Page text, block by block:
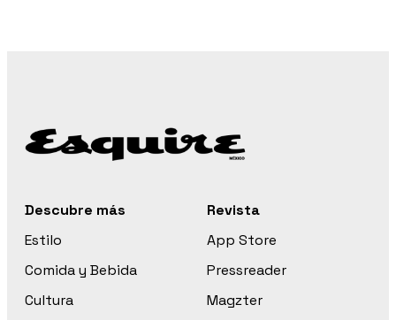
Descubre más
Estilo
Comida y Bebida
Cultura
Revista
App Store
Pressreader
Magzter